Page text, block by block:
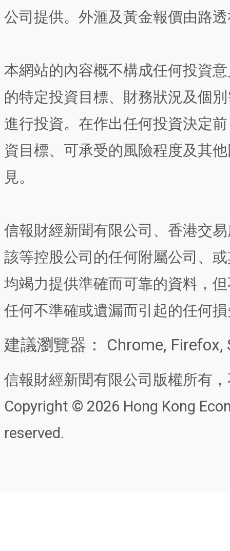
公司提供。外滙及黃金報價由路
本網站的內容概不構成任何投資
的特定投資目標、財務狀況及個
進行投資。在作出任何投資決定
資目標、可承受的風險程度及其
見。
信報財經新聞有限公司、香港交
該等控股公司的任何附屬公司、
均竭力提供準確而可靠的資料，
任何不準確或遺漏而引起的任何
建議瀏覽器： Chrome, Firefox,
信報財經新聞有限公司版權所有
Copyright © 2026 Hong Kong
reserved.